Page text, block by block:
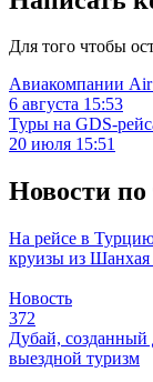
Для того чтобы
Авиакомпании Air
6 августа 15:53
Туры на GDS-
20 июля 15:51
Новости по
На рейсе в
круизы из Шанхая
Новость
372
Дубай, созданный
выездной туризм